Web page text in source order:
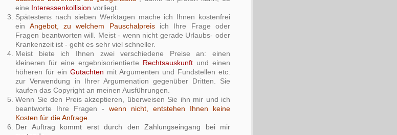
eine Interessenkollision vorliegt.
Spätestens nach sieben Werktagen mache ich Ihnen kostenfrei
ein Angebot, zu welchem Pauschalpreisich Ihre Frage oder
Fragen beantworten will. Meist - wenn nicht gerade Urlaubs- oder
Krankenzeit ist - geht es sehr viel schneller.
Meist biete ich Ihnen zwei verschiedene Preise an: einen
kleineren für eine ergebnisorientierte Rechtsauskunft und einen
höheren für einGutachten mit Argumenten und Fundstellen etc.
zur Verwendung in Ihrer Argumenation gegenüber Dritten. Sie
kaufen das Copyright an meinen Ausführungen.
Wenn Sie den Preis akzeptieren, überweisen Sie ihn mir und ich
beantworte Ihre Fragen -wenn nicht, entstehen Ihnen keine
Kosten für die Anfrage.
Der Auftrag kommt erst durch den Zahlungseingang bei mir